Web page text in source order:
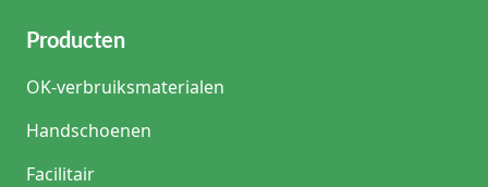
Producten
OK-verbruiksmaterialen
Handschoenen
Facilitair